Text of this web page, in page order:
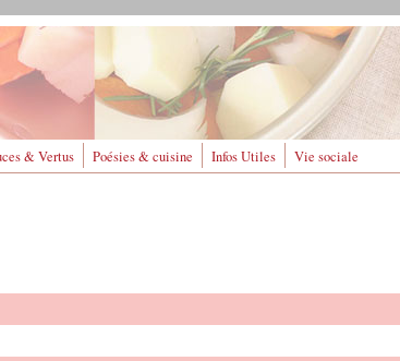
& Vertus Poésies & cuisine Infos Utiles Vie sociale